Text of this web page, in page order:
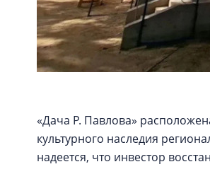
«Дача Р. Павлова»
культурного наследия
надеется, что инвестор